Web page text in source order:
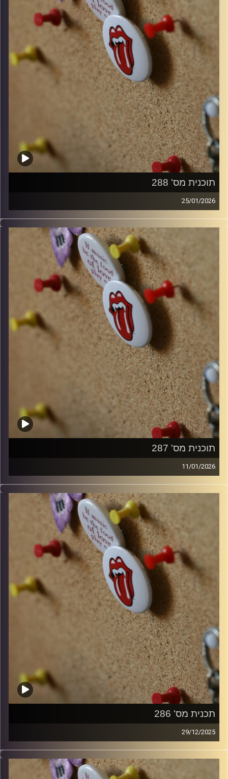
תוכנית מס' 288
25/01/2026
קלאסיקות רוק עם אורן הוף.
włodi
תוכנית מס' 287
11/01/2026
סינגלים חדשים ישראלים ו10 שנים למותו של דיוויד בואי
włodi
תכנית מס' 286
29/12/2025
קלאסיקות רוק עם אורן הוף
włodi